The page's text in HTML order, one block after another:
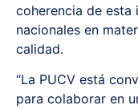
coherencia de esta
nacionales en
calidad.
“La PUCV está
para colaborar en